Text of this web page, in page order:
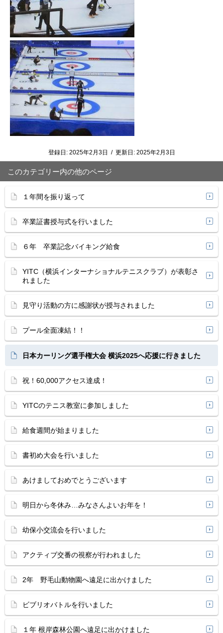
登録日: 2025年2月3日 / 更新日: 2025年2月3日
このカテゴリー内の他のページ
１年間を振り返って
卒業証書授与式を行いました
６年 卒業記念バイキング給食
YITC（横浜インターナショナルテニスクラブ）が表彰さ
れました
見守り活動の方に感謝状が授与されました
プール全面凍結！！
日本カーリング選手権大会 横浜2025へ応援に行きました
祝！60,000アクセス達成！
YITCのテニス教室に参加しました
給食週間が始まりました
書初め大会を行いました
あけましておめでとうございます
明日から冬休み…みなさんよいお年を！
幼保小交流会を行いました
アクティブ交番の視察が行われました
2年 野毛山動物園へ遠足に出かけました
ビブリオバトルを行いました
１年 根岸森林公園へ遠足に出かけました